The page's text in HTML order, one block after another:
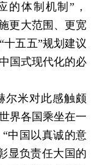
的体制机制”，
更大范围、更宽
五五”规划建议
国式现代化的必
尔米对此感触颇
界各国乘坐在一
中国以真诚的意
显负责任大国的